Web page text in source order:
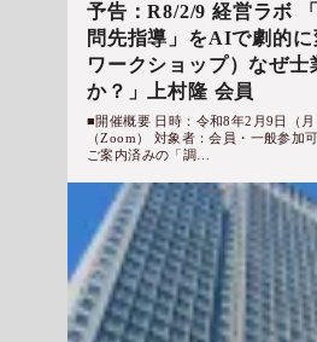
予告：R8/2/9 経営ラボ
問先指導」をAIで劇的
ワークショップ）なぜ
か？」上村隆 会員
■開催概要 日時：令和8年2月9日（
（Zoom） 対象者：会員・一般参加
ご案内済みの「調…